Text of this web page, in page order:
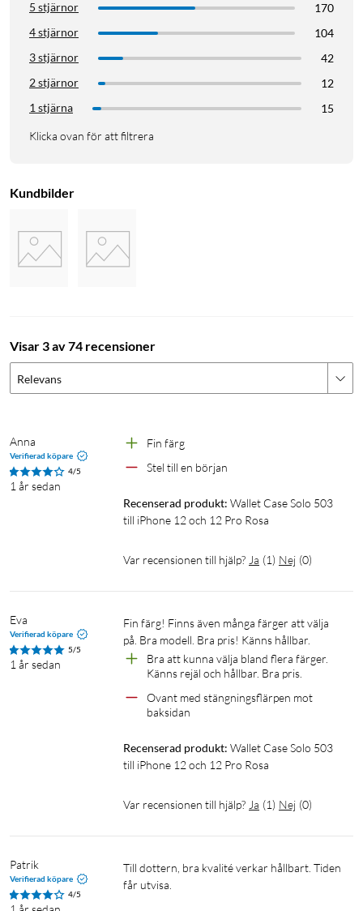
5 stjärnor
170
4 stjärnor
104
3 stjärnor
42
2 stjärnor
12
1 stjärna
15
Klicka ovan för att filtrera
Kundbilder
Visar 3 av 74 recensioner
Relevans
Anna
Verifierad köpare
4/5
1 år sedan
Fin färg
Stel till en början
Recenserad produkt: Wallet Case Solo 503
till iPhone 12 och 12 Pro Rosa
Var recensionen till hjälp? Ja (1) Nej (0)
Eva
Verifierad köpare
5/5
1 år sedan
Fin färg! Finns även många färger att välja
på. Bra modell. Bra pris! Känns hållbar.
Bra att kunna välja bland flera färger.
Känns rejäl och hållbar. Bra pris.
Ovant med stängningsflärpen mot
baksidan
Recenserad produkt: Wallet Case Solo 503
till iPhone 12 och 12 Pro Rosa
Var recensionen till hjälp? Ja (1) Nej (0)
Patrik
Verifierad köpare
4/5
Till dottern, bra kvalité verkar hållbart. Tiden
får utvisa.